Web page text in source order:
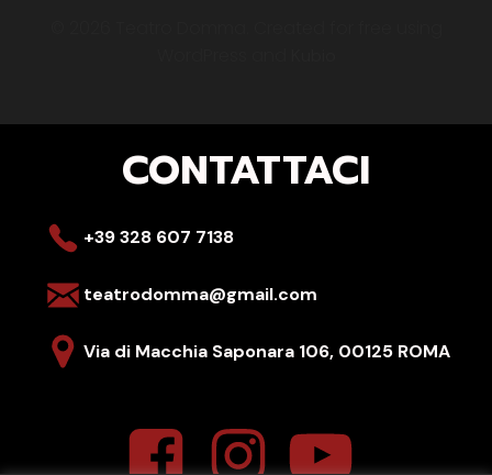
CONTATTACI
+39 328 607 7138
teatrodomma@gmail.com
Via di Macchia Saponara 106, 00125 ROMA